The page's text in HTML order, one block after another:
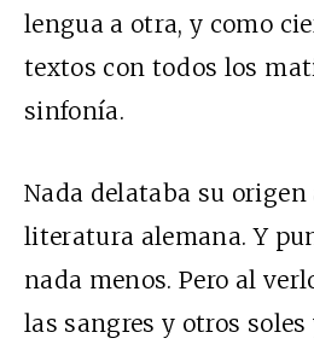
lengua a otra, y como
textos con todos los
sinfonía.
Nada delataba su origen
literatura alemana. Y
nada menos. Pero al
las sangres y otros